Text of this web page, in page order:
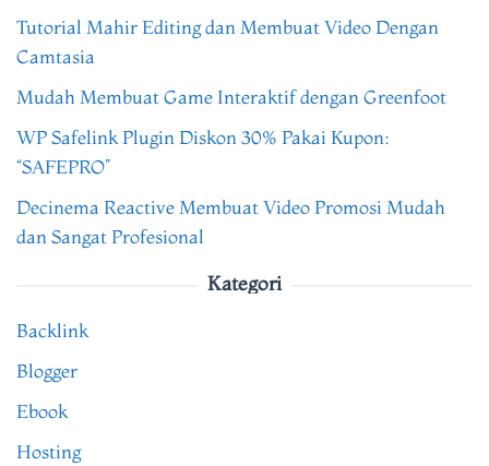
Tutorial Mahir Editing dan Membuat Video Dengan
Camtasia
Mudah Membuat Game Interaktif dengan Greenfoot
WP Safelink Plugin Diskon 30% Pakai Kupon:
“SAFEPRO”
Decinema Reactive Membuat Video Promosi Mudah
dan Sangat Profesional
Kategori
Backlink
Blogger
Ebook
Hosting